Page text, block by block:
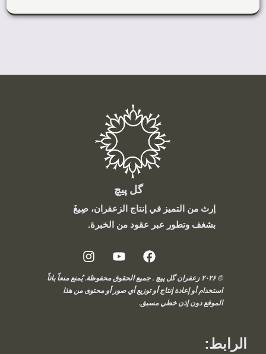
الرابط:
گل پیچ
إرث من التميز في إنتاج الزعفران، صِيغَ
بشغف وتطور عبر عقود من الخبرة.
© ۲۰۲۶ زعفران گل پیچ . جميع الحقوق محفوظة. يُمنع منعاً باتاً
استخدام أو إعادة إنتاج أو توزيع أي صور أو محتوى من هذا
الموقع دون إذن خطي مسبق.